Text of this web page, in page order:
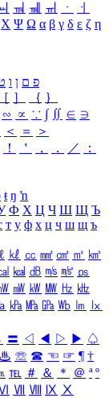
ㆊ ㆋ ㆌ ㆍ
ㆎ
Χ Ψ Ω α β γ δ ε ζ η
פ ם ן ו
［ ］ ｛ ｝
∽ ∝ ∵ ∫ ∬ ∈ ∋
＜ ＝
＞
！ ＇ ， ． ／
：
ŧ ŋ ŉ
Ф Х Ц Ч Ш Щ Ъ
т у ф х ц ч ш щ ъ
ℓ ㎘ ㏄ ㎣ ㎤ ㎥ ㎦
㎉ ㏈ ㎧ ㎨ ㎰
㎽ ㎾ ㎿ ㎐ ㎑
㎪ ㎫ ㎬ ㏝ ㏐
㏓
〓 ◁ ◀ ▷ ▶ ♤
♨ ☏ ☎ ☜ ☞ ¶ †
℡ ＃ ＆ ＊ ＠ ª º
Ⅶ Ⅷ Ⅸ Ⅹ